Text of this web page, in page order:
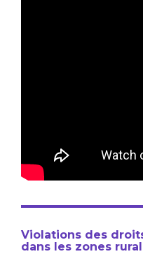
Violations des
dans les zones